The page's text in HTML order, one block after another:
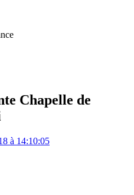
Chapelle de
à 14:10:05